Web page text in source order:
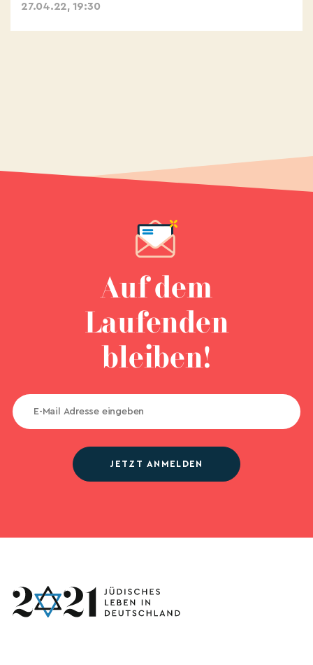
27.04.22, 19:30
Auf dem
Laufenden
bleiben!
JETZT ANMELDEN